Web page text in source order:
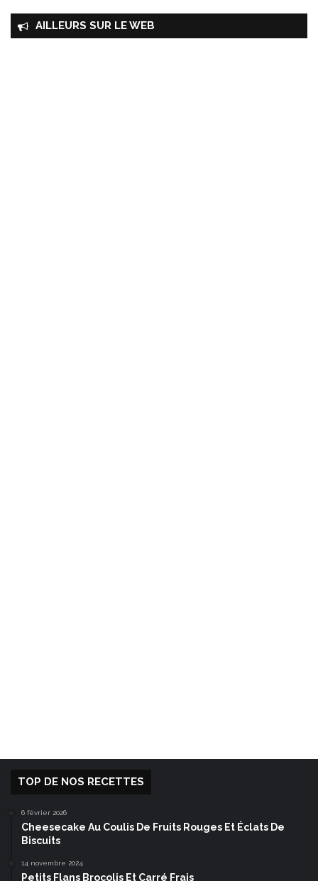
AILLEURS SUR LE WEB
TOP DE NOS RECETTES
6 février 2026
Cheesecake Au Coulis De Fruits Rouges Et Éclats De
Biscuits
14 novembre 2024
Petits Flans Brocolis Et Carré Frais